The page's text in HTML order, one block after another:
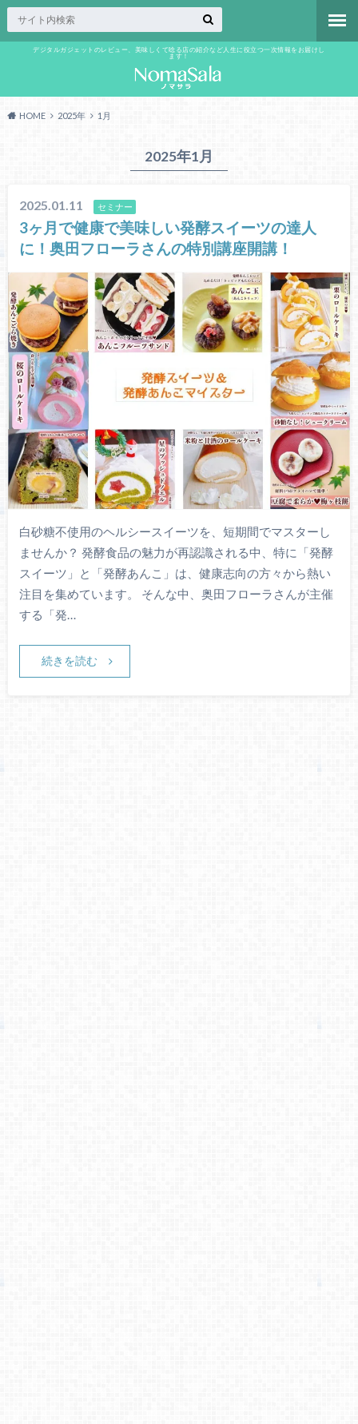
デジタルガジェットのレビュー、美味しくて唸る店の紹介など人生に役立つ一次情報をお届けし
ます！
HOME 2025年 1月
2025年1月
2025.01.11 セミナー
3ヶ月で健康で美味しい発酵スイーツの達人
に！奥田フローラさんの特別講座開講！
白砂糖不使用のヘルシースイーツを、短期間でマスターし
ませんか？ 発酵食品の魅力が再認識される中、特に「発酵
スイーツ」と「発酵あんこ」は、健康志向の方々から熱い
注目を集めています。 そんな中、奥田フローラさんが主催
する「発…
続きを読む